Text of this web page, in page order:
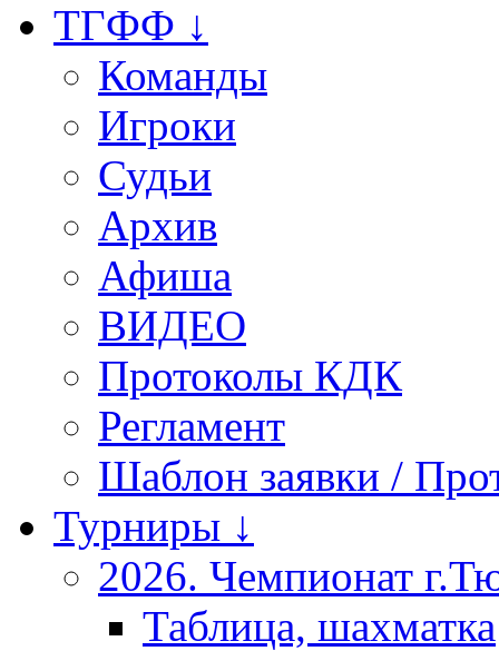
ТГФФ ↓
Команды
Игроки
Судьи
Архив
Афиша
ВИДЕО
Протоколы КДК
Регламент
Шаблон заявки /
Турниры ↓
2026. Чемпионат
Таблица, шахматка